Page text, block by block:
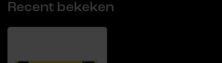
Recent bekeken